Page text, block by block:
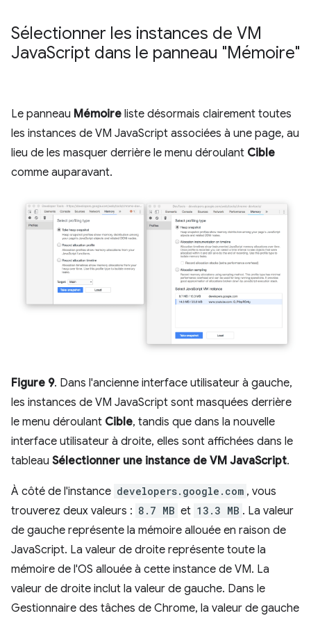
Sélectionner les instances de VM
JavaScript dans le panneau "Mémoire"
Le panneau Mémoire liste désormais clairement toutes
les instances de VM JavaScript associées à une page, au
lieu de les masquer derrière le menu déroulant Cible
comme auparavant.
Figure 9. Dans l'ancienne interface utilisateur à gauche,
les instances de VM JavaScript sont masquées derrière
le menu déroulant Cible, tandis que dans la nouvelle
interface utilisateur à droite, elles sont affichées dans le
tableau Sélectionner une instance de VM JavaScript.
À côté de l'instance developers.google.com , vous
trouverez deux valeurs : 8.7 MB et 13.3 MB . La valeur
de gauche représente la mémoire allouée en raison de
JavaScript. La valeur de droite représente toute la
mémoire de l'OS allouée à cette instance de VM. La
valeur de droite inclut la valeur de gauche. Dans le
Gestionnaire des tâches de Chrome, la valeur de gauche